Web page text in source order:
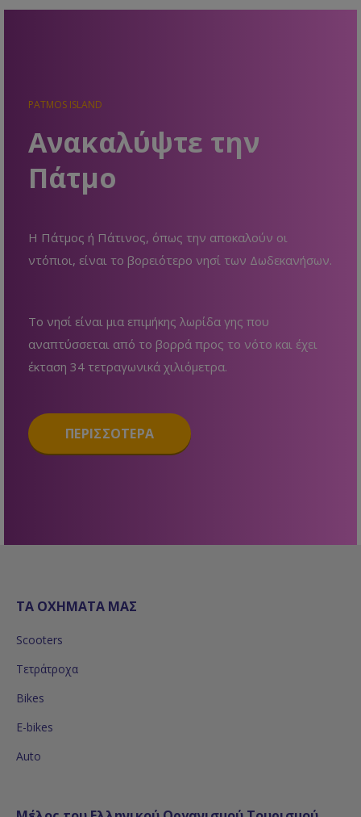
PATMOS ISLAND
Ανακαλύψτε την
Πάτμο
Η Πάτμος ή Πάτινος, όπως την αποκαλούν οι
ντόπιοι, είναι το βορειότερο νησί των Δωδεκανήσων.
Το νησί είναι μια επιμήκης λωρίδα γης που
αναπτύσσεται από το βορρά προς το νότο και έχει
έκταση 34 τετραγωνικά χιλιόμετρα.
ΠΕΡΙΣΣΟΤΕΡΑ
ΤΑ ΟΧΗΜΑΤΑ ΜΑΣ
Scooters
Τετράτροχα
Bikes
E-bikes
Auto